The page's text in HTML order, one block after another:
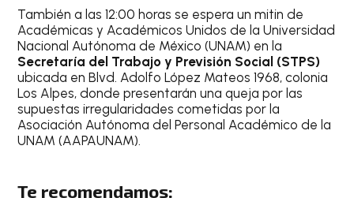
También a las 12:00 horas se espera un mitin de
Académicas y Académicos Unidos de la Universidad
Nacional Autónoma de México (UNAM) en la
Secretaría del Trabajo y Previsión Social (STPS)
ubicada en Blvd. Adolfo López Mateos 1968, colonia
Los Alpes, donde presentarán una queja por las
supuestas irregularidades cometidas por la
Asociación Autónoma del Personal Académico de la
UNAM (AAPAUNAM).
Te recomendamos: